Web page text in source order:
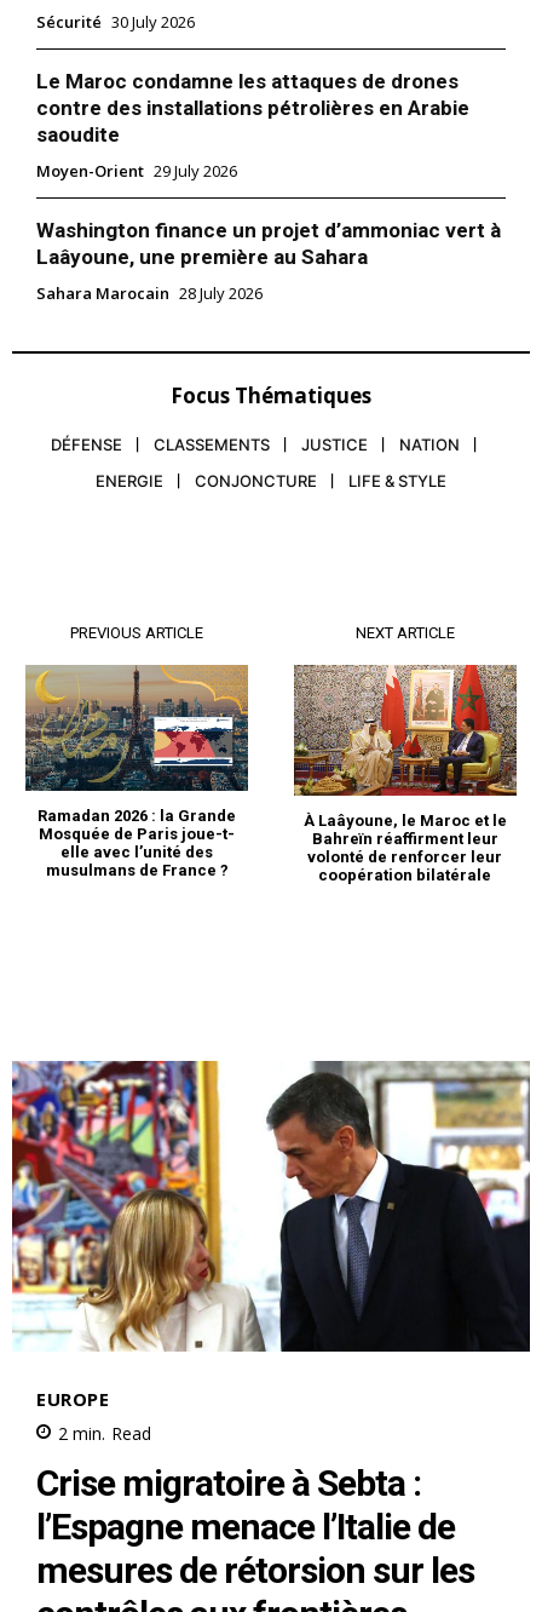
S'ABONNER MAINTENANT
Insight Publications
Nous contacter
Formules d’abonnement
Sécurité 30 July 2026
Le Maroc condamne les attaques de drones
contre des installations pétrolières en Arabie
saoudite
Moyen-Orient 29 July 2026
Washington finance un projet d’ammoniac vert à
Laâyoune, une première au Sahara
Sahara Marocain 28 July 2026
Focus Thématiques
DÉFENSE CLASSEMENTS JUSTICE
NATION
ENERGIE
CONJONCTURE LIFE & STYLE
PREVIOUS ARTICLE
Ramadan 2026 : la Grande
Mosquée de Paris joue-t-
elle avec l’unité des
musulmans de France ?
NEXT ARTICLE
À Laâyoune, le Maroc et le
Bahreïn réaffirment leur
volonté de renforcer leur
coopération bilatérale